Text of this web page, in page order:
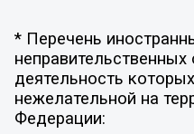
* Перечень
неправительственных
деятельность
нежелательной на
Федерации: